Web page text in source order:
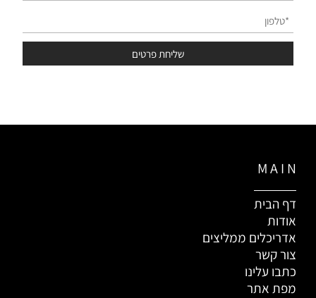
M A I N
דף הבית
אודות
אדריכלים ממליצים
צור קשר
כתבו עלינו
מפת אתר